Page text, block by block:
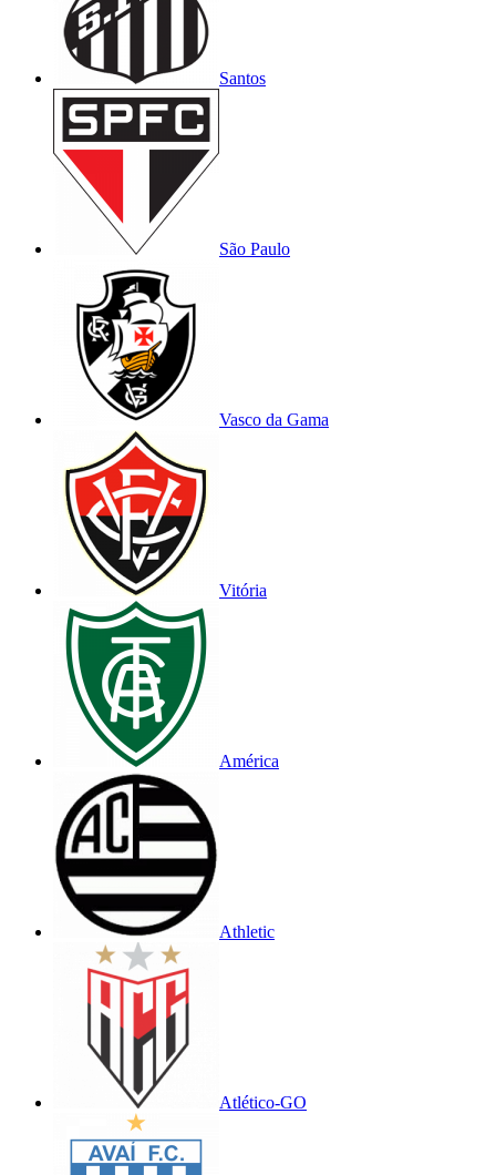
Santos
São Paulo
Vasco da Gama
Vitória
América
Athletic
Atlético-GO